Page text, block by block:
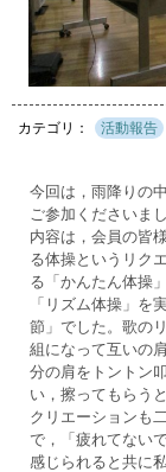
活動報告
今回は，雨降りの
ご参加くださいまし
内容は，会員の皆
る体操というリク
る「かんたん体操
「リズム体操」を
節」でした。歌の
組になって互いの
分の肩をトントン
い，擦ってもらう
クリエーションも
で，「疲れてない
感じられると共に